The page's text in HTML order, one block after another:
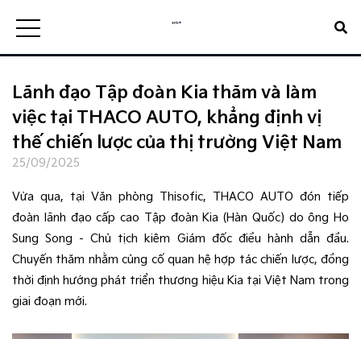
Lãnh đạo Tập đoàn Kia thăm và làm
việc tại THACO AUTO, khẳng định vị
thế chiến lược của thị trường Việt Nam
25/09/2025
Vừa qua, tại Văn phòng Thisofic, THACO AUTO đón tiếp
đoàn lãnh đạo cấp cao Tập đoàn Kia (Hàn Quốc) do ông Ho
Sung Song - Chủ tịch kiêm Giám đốc điều hành dẫn đầu.
Chuyến thăm nhằm củng cố quan hệ hợp tác chiến lược, đồng
thời định hướng phát triển thương hiệu Kia tại Việt Nam trong
giai đoạn mới.